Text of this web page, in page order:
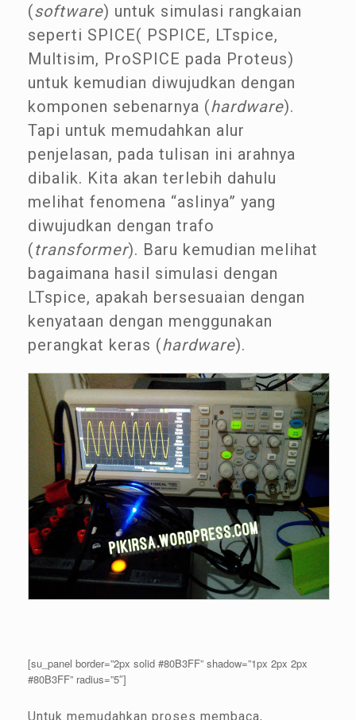
(software) untuk simulasi rangkaian
seperti SPICE( PSPICE, LTspice,
Multisim, ProSPICE pada Proteus)
untuk kemudian diwujudkan dengan
komponen sebenarnya (hardware).
Tapi untuk memudahkan alur
penjelasan, pada tulisan ini arahnya
dibalik. Kita akan terlebih dahulu
melihat fenomena “aslinya” yang
diwujudkan dengan trafo
(transformer). Baru kemudian melihat
bagaimana hasil simulasi dengan
LTspice, apakah bersesuaian dengan
kenyataan dengan menggunakan
perangkat keras (hardware).
[su_panel border=”2px solid #80B3FF” shadow=”1px 2px 2px
#80B3FF” radius=”5″]
Untuk memudahkan proses membaca,